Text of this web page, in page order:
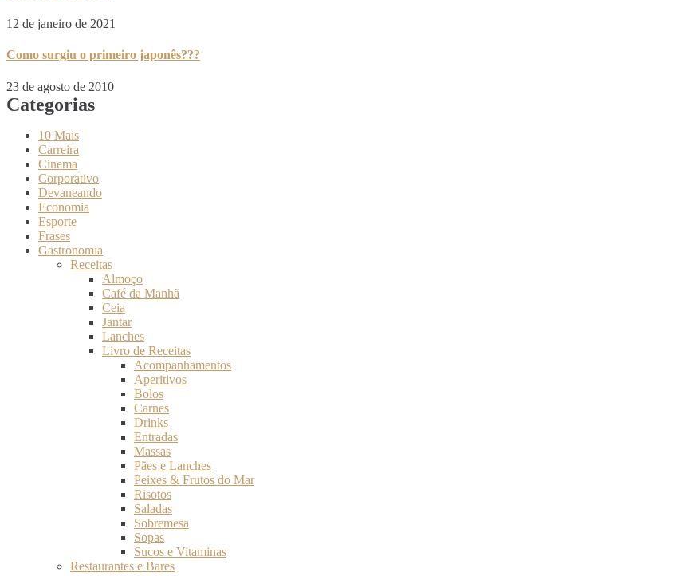
12 de janeiro de 2021
Como surgiu o primeiro japonês???
23 de agosto de 2010
Categorias
10 Mais
Carreira
Cinema
Corporativo
Devaneando
Economia
Esporte
Frases
Gastronomia
Receitas
Almoço
Café da Manhã
Ceia
Jantar
Lanches
Livro de Receitas
Acompanhamentos
Aperitivos
Bolos
Carnes
Drinks
Entradas
Massas
Pães e Lanches
Peixes & Frutos do Mar
Risotos
Saladas
Sobremesa
Sopas
Sucos e Vitaminas
Restaurantes e Bares